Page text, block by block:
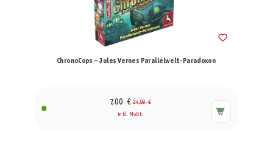
ChronoCops – Jules Vernes Parallelwelt-Paradoxon
7,00 € 24,99 €
inkl. MwSt.